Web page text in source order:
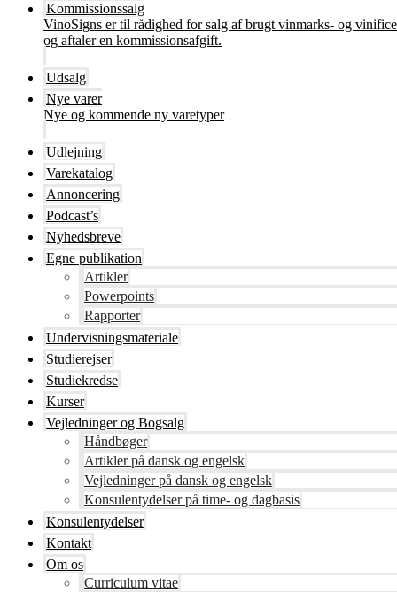
Kommissionssalg
VinoSigns er til rådighed for salg af brugt vinmarks- og
og aftaler en kommissionsafgift.
Udsalg
Nye varer
Nye og kommende ny varetyper
Udlejning
Varekatalog
Annoncering
Podcast’s
Nyhedsbreve
Egne publikation
Artikler
Powerpoints
Rapporter
Undervisningsmateriale
Studierejser
Studiekredse
Kurser
Vejledninger og Bogsalg
Håndbøger
Artikler på dansk og engelsk
Vejledninger på dansk og engelsk
Konsulentydelser på time- og dagbasis
Konsulentydelser
Kontakt
Om os
Curriculum vitae